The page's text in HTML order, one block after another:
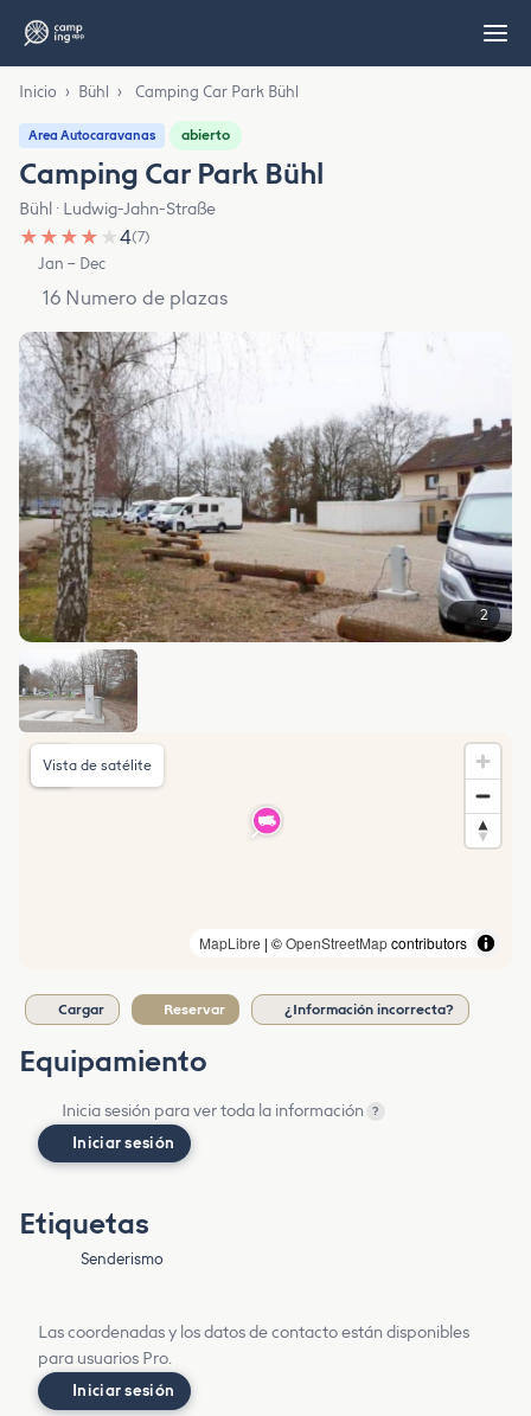
Inicio › Bühl › Camping Car Park Bühl
Area Autocaravanas abierto
Camping Car Park Bühl
Bühl · Ludwig-Jahn-Straße
★ ★ ★ ★ ★4(7)
Jan – Dec
16 Numero de plazas
2
MapLibre | ©OpenStreetMapcontributors
Vista de satélite
Cargar Reservar ¿Información incorrecta?
Equipamiento
Inicia sesión para ver toda la información ?
Iniciar sesión
Etiquetas
Senderismo
Las coordenadas y los datos de contacto están disponibles
para usuarios Pro.
Iniciar sesión